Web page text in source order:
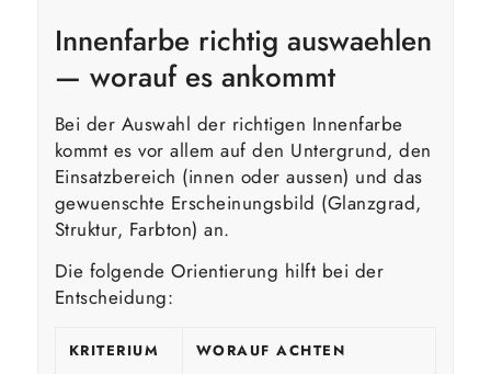
Innenfarbe richtig auswaehlen
— worauf es ankommt
Bei der Auswahl der richtigen Innenfarbe
kommt es vor allem auf den Untergrund, den
Einsatzbereich (innen oder aussen) und das
gewuenschte Erscheinungsbild (Glanzgrad,
Struktur, Farbton) an.
Die folgende Orientierung hilft bei der
Entscheidung:
KRITERIUM WORAUF ACHTEN